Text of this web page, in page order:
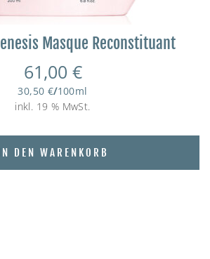
Masque Reconstituant
61,00 €
30,50 €/100ml
inkl. 19 % MwSt.
DEN WARENKORB